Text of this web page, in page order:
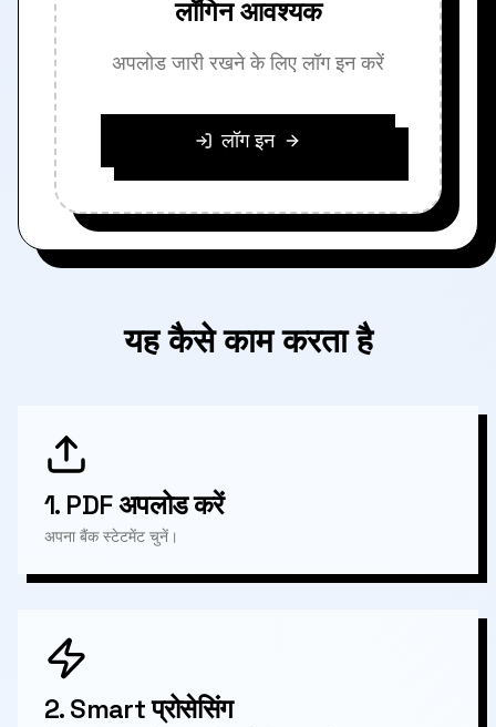
लॉगिन आवश्यक
अपलोड जारी रखने के लिए लॉग इन करें
लॉग इन
यह कैसे काम करता है
1. PDF अपलोड करें
अपना बैंक स्टेटमेंट चुनें।
2.Smart प्रोसेसिंग